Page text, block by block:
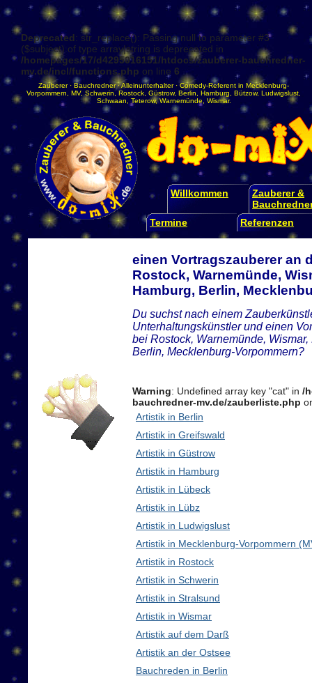
Deprecated: str_replace(): Passing null to parameter #3
($subject) of type array|string is deprecated in
/homepages/17/d4295016151/htdocs/zauberer-bauchredner-
mv.de/incl/functions.php on line 6
Zauberer·Bauchredner·Alleinunterhalter· Comedy-Referent in Mecklenburg-
Vorpommern
MV, Schwerin Rostock Güstrow, Berlin Hamburg Bützow, Ludwigslust
Schwaan ,Teterow,Warnemünde Wismar.
Willkommen
Zauberer &
Termine
Referenzen
einen Vortragszauberer an
Rostock, Warnemünde,
Hamburg, Berlin,
Du suchst nach einem
Unterhaltungskünstler und einen
bei Rostock, Warnemünde,
Berlin, Mecklenburg-Vorpommern?
Warning: Undefined array key "cat" in /
bauchredner-mv.de/zauberliste.php
Artistik in Berlin
Artistik in Greifswald
Artistik in Güstrow
Artistik in Hamburg
Artistik in Lübeck
Artistik in Lübz
Artistik in Ludwigslust
Artistik in Mecklenburg-Vorpommern
Artistik in Rostock
Artistik in Schwerin
Artistik in Stralsund
Artistik in Wismar
Artistik auf dem Darß
Artistik an der Ostsee
Bauchreden in Berlin